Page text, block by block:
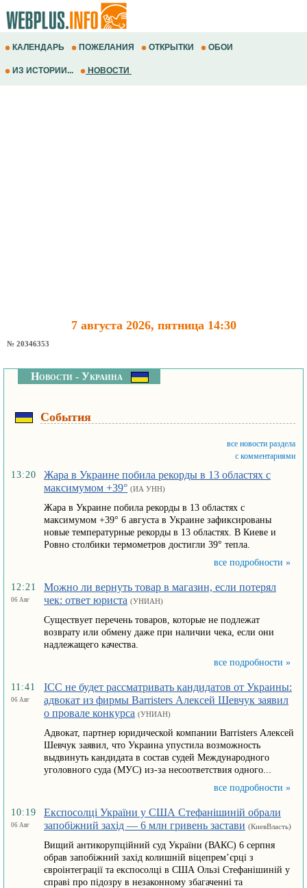
КАЛЕНДАРЬ ПОЖЕЛАНИЯ ОТКРЫТКИ ОБОИ
ИЗ ИСТОРИИ... НОВОСТИ
7 августа 2026, пятница 14:30
№ 20346353
Новости - Украина
События
все новости раздела
с комментариями
13:20
Жара в Украине побила рекорды в 13 областях с
максимумом +39° (ИА УНН)
Жара в Украине побила рекорды в 13 областях с
максимумом +39° 6 августа в Украине зафиксированы
новые температурные рекорды в 13 областях. В Киеве и
Ровно столбики термометров достигли 39° тепла.
все подробности »
12:21
06 Авг
Можно ли вернуть товар в магазин, если потерял
чек: ответ юриста (УНИАН)
Существует перечень товаров, которые не подлежат
возврату или обмену даже при наличии чека, если они
надлежащего качества.
все подробности »
11:41
06 Авг
ICC не будет рассматривать кандидатов от Украины:
адвокат из фирмы Barristers Алексей Шевчук заявил
о провале конкурса (УНИАН)
Адвокат, партнер юридической компании Barristers Алексей
Шевчук заявил, что Украина упустила возможность
выдвинуть кандидата в состав судей Международного
уголовного суда (МУС) из-за несоответствия одного...
все подробности »
10:19
06 Авг
Експосолці України у США Стефанішиній обрали
запобіжний захід — 6 млн гривень застави (КиевВласть)
Вищий антикорупційний суд України (ВАКС) 6 серпня
обрав запобіжний захід колишній віцепрем’єрці з
євроінтеграції та експосолці в США Ользі Стефанішиній у
справі про підозру в незаконному збагаченні та